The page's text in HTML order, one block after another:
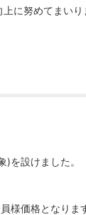
に努めてまいり
を設けました。
様価格となりま